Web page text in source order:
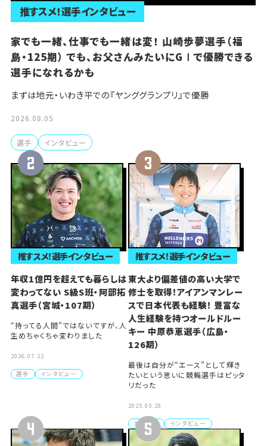
推すスメ！選手インタビュー
家でも一緒、仕事でも一緒は変！ 山崎歩夢選手（福
島・125期） でも、お父さんみたいにGⅠで優勝できる
選手になれるかも
まずは地元・いわき平での『ヤンググランプリ』で優勝
2026.08.05
選手 インタビュー
推すスメ！選手インタビュー
年収1億円を超えても暮らしは
変わってない S級S班・阿部拓
真選手（宮城・107期）
“持ってる人間”ではないですが、人
生めちゃくちゃ変わりました
2026.07.22
選手 インタビュー
推すスメ！選手インタビュー
東大より偏差値の高い大学で
修士を取得！アイアンマンレー
スで日本代表も経験！ 豊富な
人生経験を持つオールドルー
キー 中原恭恵選手（広島・
126期）
最後は自分が“エース”として輝き
たいという思いに競輪選手はピッタ
リだった
2025.05.28
ガールズ インタビュー